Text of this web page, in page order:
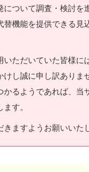
について調査・検討を
替機能を提供できる見
いただいていた皆様に
し誠に申し訳ありま
かるようであれば、当
す。
ますようお願いいた